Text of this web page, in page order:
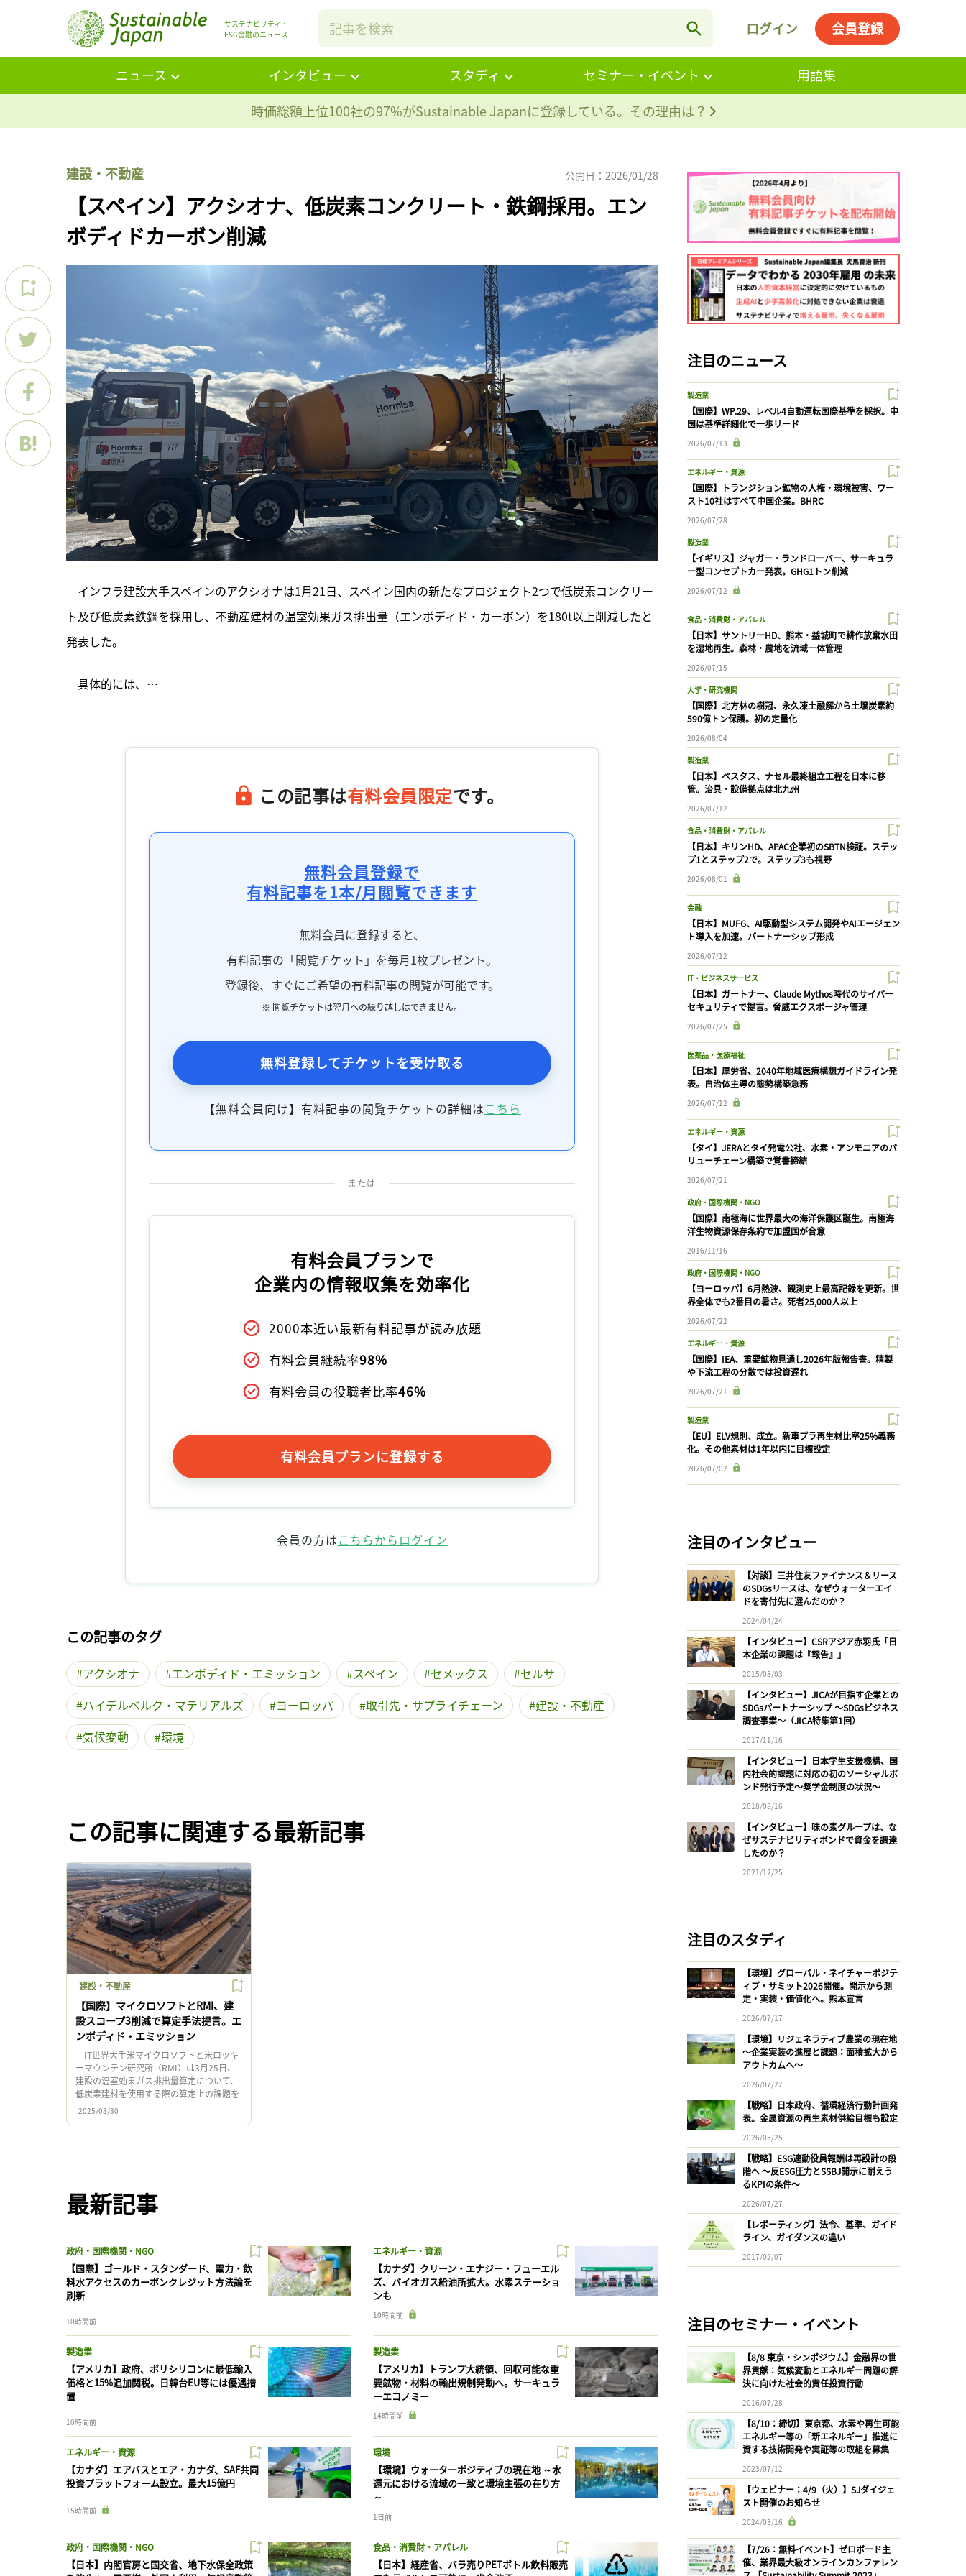
サステナビリティ・
ESG金融のニュース
ログイン 会員登録
ニュース インタビュー スタディ セミナー・イベント
用語集
時価総額上位100社の97%がSustainable Japanに登録している。その理由は？
建設・不動産 公開日：2026/01/28
【スペイン】アクシオナ、低炭素コンクリート・鉄鋼採用。エン
ボディドカーボン削減
インフラ建設大手スペインのアクシオナは1月21日、スペイン国内の新たなプロジェクト2つで低炭素コンクリー
ト及び低炭素鉄鋼を採用し、不動産建材の温室効果ガス排出量（エンボディド・カーボン）を180t以上削減したと
発表した。
具体的には、…
この記事は有料会員限定です。
無料会員登録で
有料記事を1本/月閲覧できます
無料会員に登録すると、
有料記事の「閲覧チケット」を毎月1枚プレゼント。
登録後、すぐにご希望の有料記事の閲覧が可能です。
※ 閲覧チケットは翌月への繰り越しはできません。
無料登録してチケットを受け取る
【無料会員向け】有料記事の閲覧チケットの詳細はこちら
または
有料会員プランで
企業内の情報収集を効率化
2000本近い最新有料記事が読み放題
有料会員継続率98%
有料会員の役職者比率46%
有料会員プランに登録する
会員の方はこちらからログイン
この記事のタグ
アクシオナ エンボディド・エミッション スペイン セメックス
セルサ
ハイデルベルク・マテリアルズ
ヨーロッパ 取引先・サプライチェーン
建設・不動産
気候変動
環境
この記事に関連する最新記事
建設・不動産
【国際】マイクロソフトとRMI、建
設スコープ3削減で算定手法提言。エ
ンボディド・エミッション
IT世界大手米マイクロソフトと米ロッキ
ーマウンテン研究所（RMI）は3月25日、
建設の温室効果ガス排出量算定について、
低炭素建材を使用する際の算定上の課題を
分析し、対処できる算定方法を提示する報
告書を発表した。 同報 […]
2025/03/30
最新記事
政府・国際機関・NGO
【国際】ゴールド・スタンダード、電力・飲
料水アクセスのカーボンクレジット方法論を
刷新
10時間前
エネルギー・資源
【カナダ】クリーン・エナジー・フューエル
ズ、バイオガス給油所拡大。水素ステーショ
ンも
10時間前
製造業
【アメリカ】政府、ポリシリコンに最低輸入
価格と15%追加関税。日韓台EU等には優遇措
置
10時間前
製造業
【アメリカ】トランプ大統領、回収可能な重
要鉱物・材料の輸出規制発動へ。サーキュラ
ーエコノミー
14時間前
エネルギー・資源
【カナダ】エアバスとエア・カナダ、SAF共同
投資プラットフォーム設立。最大15億円
15時間前
環境
【環境】ウォーターポジティブの現在地 ～水
還元における流域の一致と環境主張の在り方
～
1日前
政府・国際機関・NGO
【日本】内閣官房と国交省、地下水保全政策
食品・消費財・アパレル
【日本】経産省、バラ売りPETボトル飲料販売
注目のニュース
製造業
【国際】WP.29、レベル4自動運転国際基準を採択。中
国は基準詳細化で一歩リード
2026/07/13
エネルギー・資源
【国際】トランジション鉱物の人権・環境被害、ワー
スト10社はすべて中国企業。BHRC
2026/07/28
製造業
【イギリス】ジャガー・ランドローバー、サーキュラ
ー型コンセプトカー発表。GHG1トン削減
2026/07/12
食品・消費財・アパレル
【日本】サントリーHD、熊本・益城町で耕作放棄水田
を湿地再生。森林・農地を流域一体管理
2026/07/15
大学・研究機関
【国際】北方林の樹冠、永久凍土融解から土壌炭素約
590億トン保護。初の定量化
2026/08/04
製造業
【日本】ベスタス、ナセル最終組立工程を日本に移
管。治具・設備拠点は北九州
2026/07/12
食品・消費財・アパレル
【日本】キリンHD、APAC企業初のSBTN検証。ステッ
プ1とステップ2で。ステップ3も視野
2026/08/01
金融
【日本】MUFG、AI駆動型システム開発やAIエージェン
ト導入を加速。パートナーシップ形成
2026/07/12
IT・ビジネスサービス
【日本】ガートナー、Claude Mythos時代のサイバー
セキュリティで提言。脅威エクスポージャ管理
2026/07/25
医薬品・医療福祉
【日本】厚労省、2040年地域医療構想ガイドライン発
表。自治体主導の態勢構築急務
2026/07/12
エネルギー・資源
【タイ】JERAとタイ発電公社、水素・アンモニアのバ
リューチェーン構築で覚書締結
2026/07/21
政府・国際機関・NGO
【国際】南極海に世界最大の海洋保護区誕生。南極海
洋生物資源保存条約で加盟国が合意
2016/11/16
政府・国際機関・NGO
【ヨーロッパ】6月熱波、観測史上最高記録を更新。世
界全体でも2番目の暑さ。死者25,000人以上
2026/07/22
エネルギー・資源
【国際】IEA、重要鉱物見通し2026年版報告書。精製
や下流工程の分散では投資遅れ
2026/07/21
製造業
【EU】ELV規則、成立。新車プラ再生材比率25%義務
化。その他素材は1年以内に目標設定
2026/07/02
注目のインタビュー
【対談】三井住友ファイナンス＆リース
のSDGsリースは、なぜウォーターエイ
ドを寄付先に選んだのか？
2024/04/24
【インタビュー】CSRアジア赤羽氏「日
本企業の課題は『報告』」
2015/08/03
【インタビュー】JICAが目指す企業との
SDGsパートナーシップ 〜SDGsビジネス
調査事業〜（JICA特集第1回）
2017/11/16
【インタビュー】日本学生支援機構、国
内社会的課題に対応の初のソーシャルボ
ンド発行予定〜奨学金制度の状況〜
2018/08/16
【インタビュー】味の素グループは、な
ぜサステナビリティボンドで資金を調達
したのか？
2021/12/25
注目のスタディ
【環境】グローバル・ネイチャーポジテ
ィブ・サミット2026開催。開示から測
定・実装・価値化へ。熊本宣言
2026/07/17
【環境】リジェネラティブ農業の現在地
〜企業実装の進展と課題：面積拡大から
アウトカムへ〜
2026/07/22
【戦略】日本政府、循環経済行動計画発
表。金属資源の再生素材供給目標も設定
2026/05/25
【戦略】ESG連動役員報酬は再設計の段
階へ 〜反ESG圧力とSSBJ開示に耐えう
るKPIの条件〜
2026/07/27
【レポーティング】法令、基準、ガイド
ライン、ガイダンスの違い
2017/02/07
注目のセミナー・イベント
【8/8 東京・シンポジウム】金融界の世
界貢献：気候変動とエネルギー問題の解
決に向けた社会的責任投資行動
2016/07/28
【8/10：締切】東京都、水素や再生可能
エネルギー等の「新エネルギー」推進に
資する技術開発や実証等の取組を募集
2023/07/12
【ウェビナー：4/9（火）】SJダイジェ
スト開催のお知らせ
2024/03/16
【7/26：無料イベント】ゼロボード主
催、業界最大級オンラインカンファレン
ログイン 会員登録